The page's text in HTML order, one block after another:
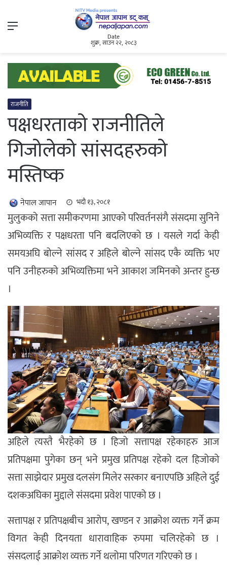
Menu
Date
शुक्र, साउन २२, २०८३
राजनीति
पक्षधरताको राजनीतिले
गिजोलेको सांसदहरुको
मस्तिष्क
नेपाल जापान भदौ १३, २०८१
मुलुकको सत्ता समीकरणमा आएको परिवर्तनसंगै संसदमा सुनिने
अभिव्यक्ति र पक्षधरता पनि बदलिएको छ । यसले गर्दा केही
समयअघि बोल्ने सांसद र अहिले बोल्ने सांसद एकै व्यक्ति भए
पनि उनीहरुको अभिव्यक्तिमा भने आकाश जमिनको अन्तर हुन्छ
।
अहिले त्यस्तै भैरहेको छ । हिजो सत्तापक्ष रहेकाहरु आज
प्रतिपक्षमा पुगेका छन् भने प्रमुख प्रतिपक्ष रहेको दल हिजोको
सत्ता साझेदार प्रमुख दलसंग मिलेर सरकार बनाएपछि अहिले दुई
दशकअघिका मुद्दाले संसदमा प्रवेश पाएको छ ।
सत्तापक्ष र प्रतिपक्षबीच आरोप, खण्डन र आक्रोश व्यक्त गर्ने क्रम
विगत केही दिनयता धारावाहिक रुपमा चलिरहेको छ ।
संसदलाई आक्रोश व्यक्त गर्ने थलोमा परिणत गरिएको छ ।